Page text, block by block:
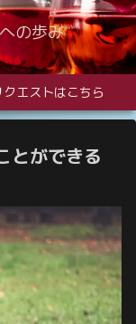
の歩み
クエストはこちら
とができる